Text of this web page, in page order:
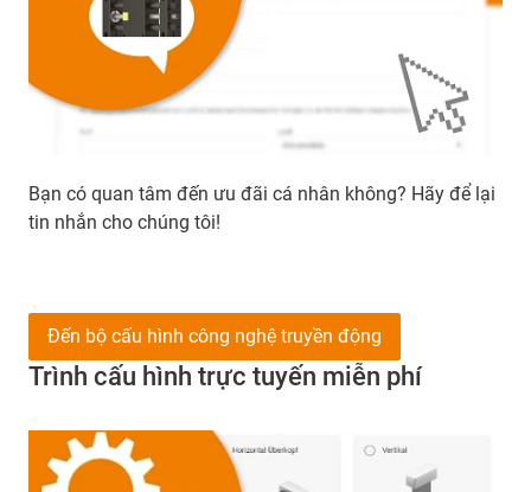
Bạn có quan tâm đến ưu đãi cá nhân không? Hãy để lại
tin nhắn cho chúng tôi!
Trình cấu hình trực tuyến miễn phí
Đến bộ cấu hình công nghệ truyền động